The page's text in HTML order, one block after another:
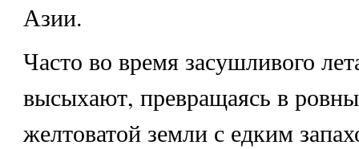
Азии.
Часто во время засушливого
высыхают, превращаясь в
желтоватой земли с едким